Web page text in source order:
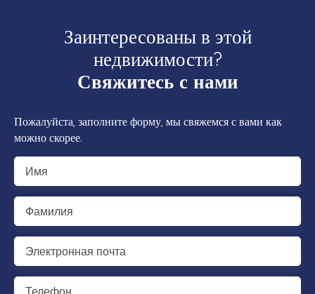
Заинтересованы в этой
недвижимости?
Свяжитесь с нами
Пожалуйста, заполните форму, мы свяжемся с вами как
можно скорее.
Имя
Фамилия
Электронная почта